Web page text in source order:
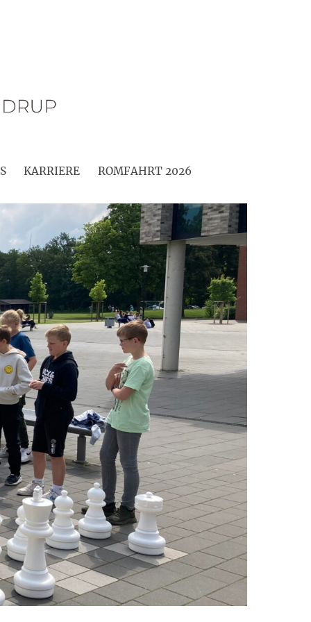
KARRIERE ROMFAHRT 2026